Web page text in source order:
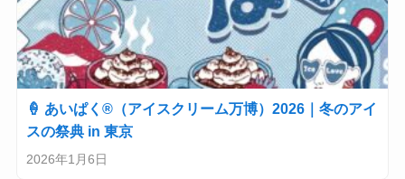
🍦 あいぱく®（アイスクリーム万博）2026｜冬のアイ
スの祭典 in 東京
2026年1月6日